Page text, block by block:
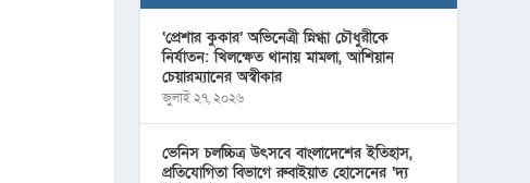
‘প্রেশার কুকার’ অভিনেত্রী স্নিগ্ধা চৌধুরীকে
নির্যাতন: খিলক্ষেত থানায় মামলা, আশিয়ান
চেয়ারম্যানের অস্বীকার
জুলাই ২৭, ২০২৬
ভেনিস চলচ্চিত্র উৎসবে বাংলাদেশের ইতিহাস,
প্রতিযোগিতা বিভাগে রুবাইয়াত হোসেনের ‘দ্য